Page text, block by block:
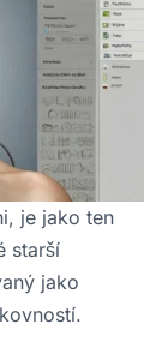
je jako ten
starší
jako